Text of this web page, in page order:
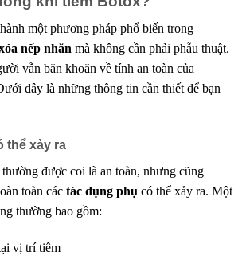
một phương pháp phổ biến trong
nếp nhăn mà không cần phải phẫu thuật.
vẫn băn khoăn về tính an toàn của
đây là những thông tin cần thiết để bạn
thể xảy ra
thường được coi là an toàn, nhưng cũng
toàn các tác dụng phụ có thể xảy ra. Một
thường bao gồm:
vị trí tiêm